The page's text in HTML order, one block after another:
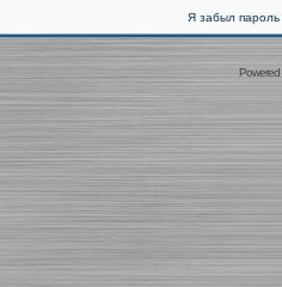
Я забыл пароль